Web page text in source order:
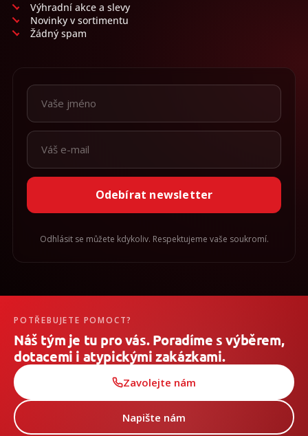
Výhradní akce a slevy
Novinky v sortimentu
Žádný spam
Odebírat newsletter
Odhlásit se můžete kdykoliv. Respektujeme vaše soukromí.
POTŘEBUJETE POMOCT?
Náš tým je tu pro vás. Poradíme s výběrem,
dotacemi i atypickými zakázkami.
Zavolejte nám
Napište nám